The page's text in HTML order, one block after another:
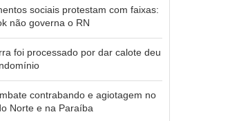
sociais protestam com faixas:
não governa o RN
foi processado por dar calote deu
contrabando e agiotagem no
Norte e na Paraíba